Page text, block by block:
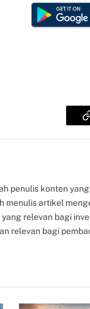
penulis konten
menulis artikel
relevan bagi
relevan bagi